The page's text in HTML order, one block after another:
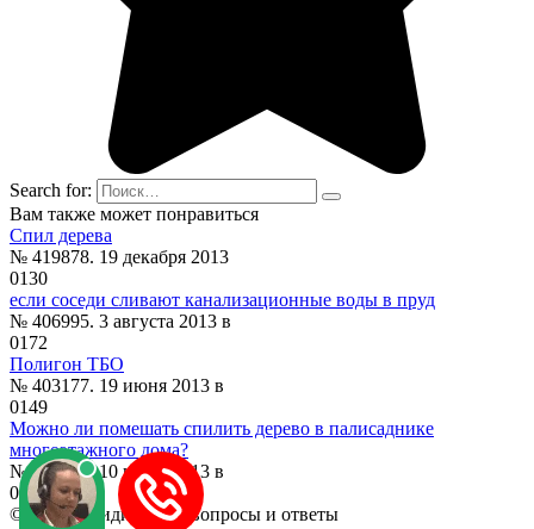
Search for:
Вам также может понравиться
Спил дерева
№ 419878. 19 декабря 2013
0130
если соседи сливают канализационные воды в пруд
№ 406995. 3 августа 2013 в
0172
Полигон ТБО
№ 403177. 19 июня 2013 в
0149
Можно ли помешать спилить дерево в палисаднике
многоэтажного дома?
№ 402437. 10 июня 2013 в
0178
© 2026 Юридические вопросы и ответы